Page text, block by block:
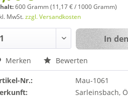
600 Gramm (11,17 € / 1000 Gramm)
MwSt.zzgl. Versandkosten
In den
Merken Bewerten
Nr.:
Mau-1061
Sarleinsbach,